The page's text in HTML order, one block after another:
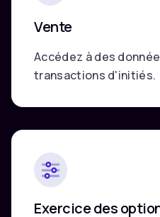
Vente
Accédez à des
transactions d'initiés.
Exercice des